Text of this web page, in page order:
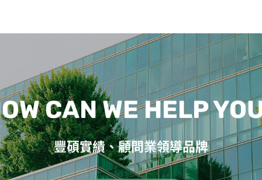
CAN WE HELP
豐碩實績、顧問業領導品牌